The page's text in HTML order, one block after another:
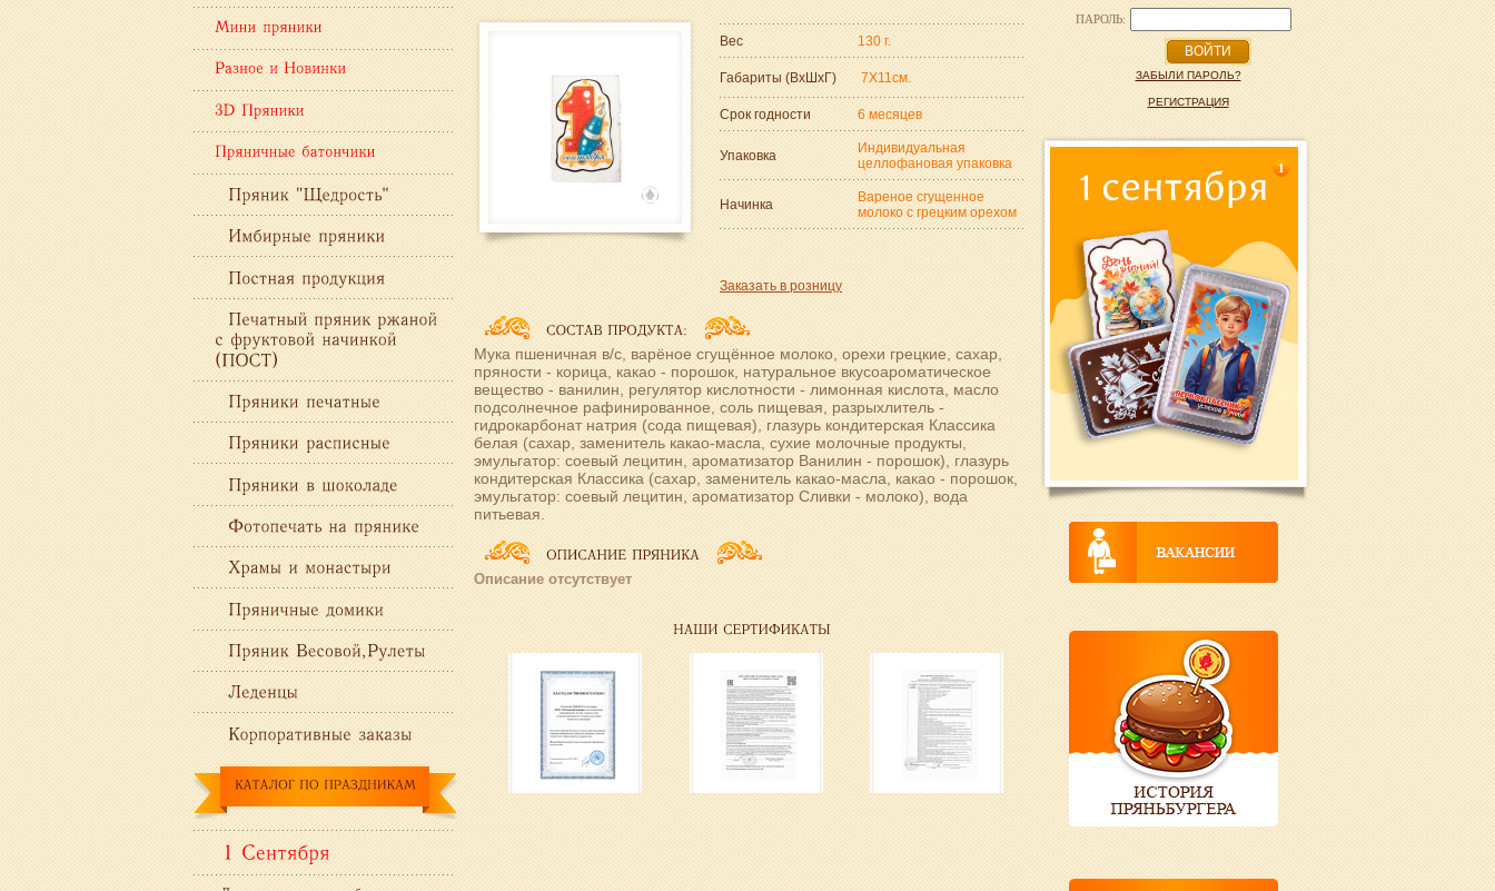
Вес 130 г.
Габариты (ВxШxГ) 7Х11см.
Срок годности 6 месяцев
Упаковка
Индивидуальная
целлофановая упаковка
Начинка
Вареное сгущенное
молоко с грецким орехом
Заказать в розницу
Мука пшеничная в/с, варёное сгущённое молоко, орехи грецкие, сахар,
пряности - корица, какао - порошок, натуральное вкусоароматическое
вещество - ванилин, регулятор кислотности - лимонная кислота, масло
подсолнечное рафинированное, соль пищевая, разрыхлитель -
гидрокарбонат натрия (сода пищевая), глазурь кондитерская Классика
белая (сахар, заменитель какао-масла, сухие молочные продукты,
эмульгатор: соевый лецитин, ароматизатор Ванилин - порошок), глазурь
кондитерская Классика (сахар, заменитель какао-масла, какао - порошок,
эмульгатор: соевый лецитин, ароматизатор Сливки - молоко), вода
питьевая.
Описание отсутствует
ПАРОЛЬ:
ВОЙТИ
ЗАБЫЛИ ПАРОЛЬ?
РЕГИСТРАЦИЯ
1